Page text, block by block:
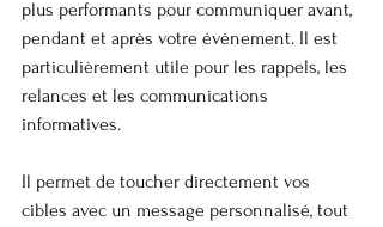
plus performants pour communiquer avant,
pendant et après votre événement. Il est
particulièrement utile pour les rappels, les
relances et les communications
informatives.
Il permet de toucher directement vos
cibles avec un message personnalisé, tout